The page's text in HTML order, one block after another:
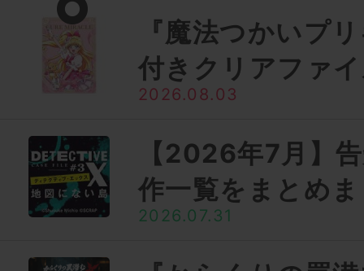
『魔法つかいプ
付きクリアファ
2026.08.03
【2026年7月】
作一覧をまとめ
2026.07.31